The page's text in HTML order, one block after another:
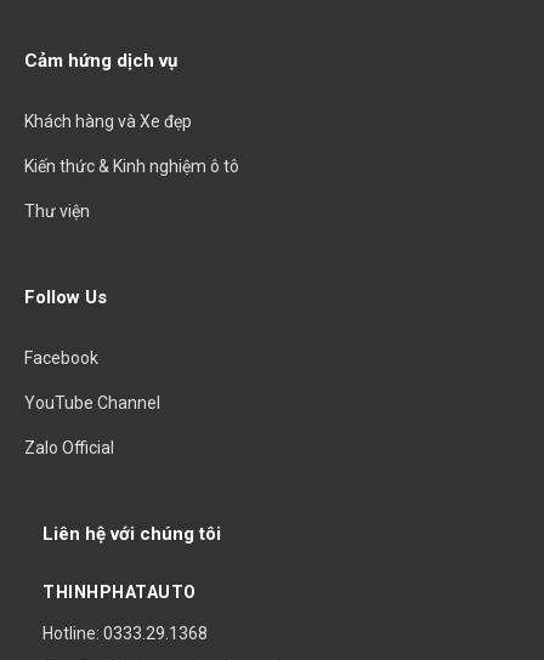
Cảm hứng dịch vụ
Khách hàng và Xe đẹp
Kiến thức & Kinh nghiệm ô tô
Thư viện
Follow Us
Facebook
YouTube Channel
Zalo Official
Liên hệ với chúng tôi
THINHPHATAUTO
Hotline: 0333.29.1368